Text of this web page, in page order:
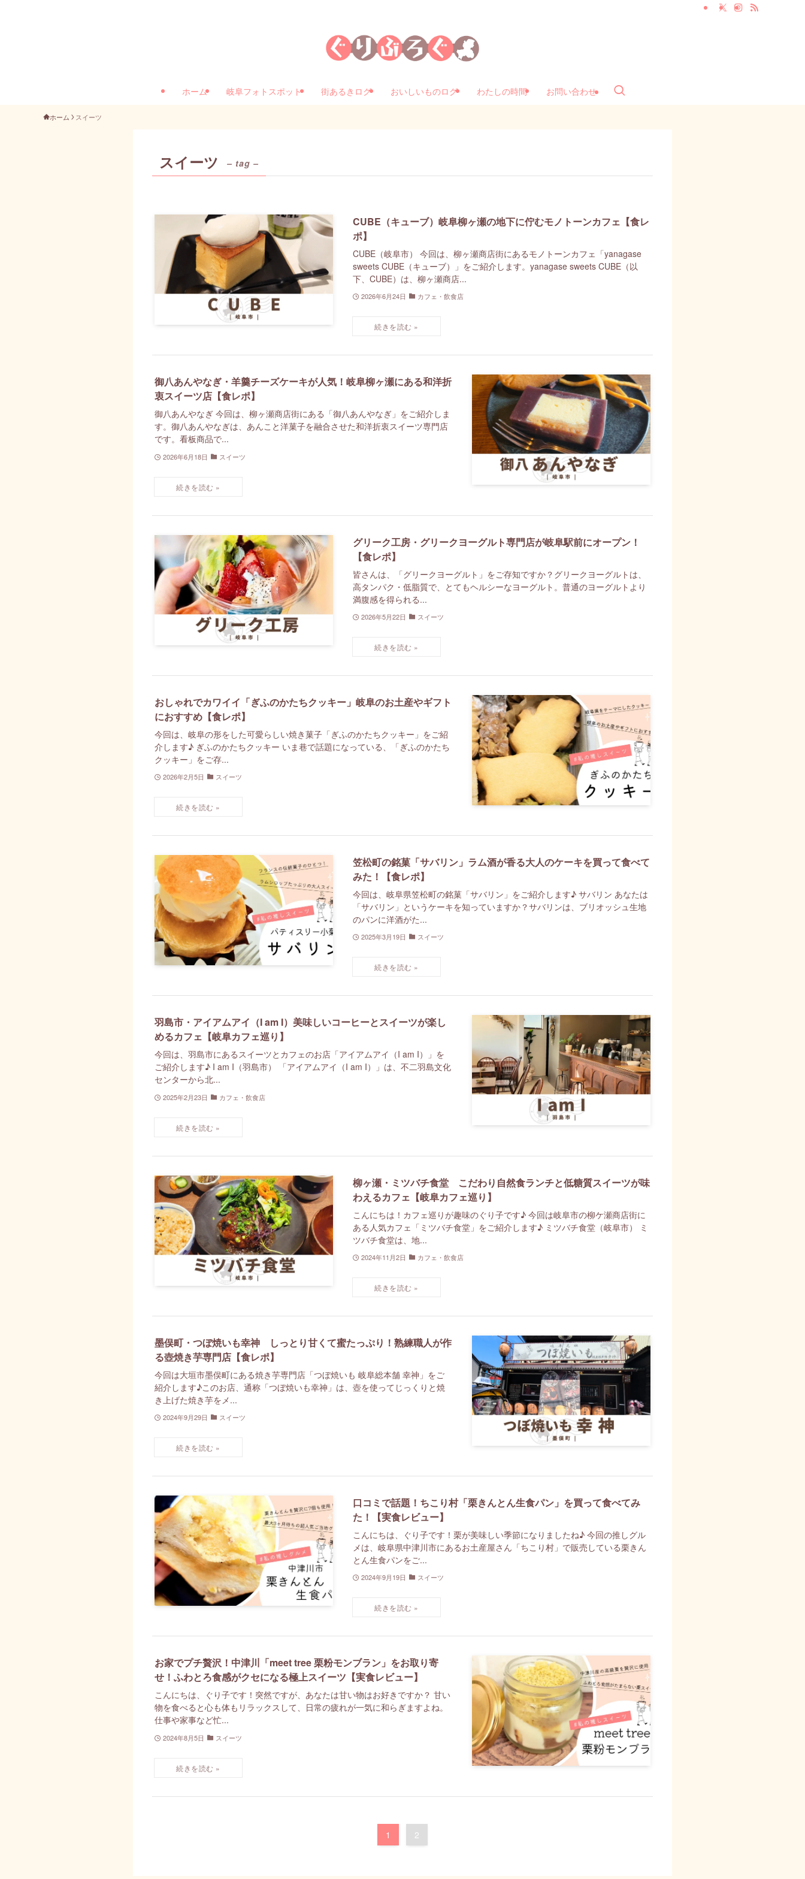
ホーム 岐阜フォトスポット 街あるきログ おいしいものログ わたしの時間 お問い合わせ
ホーム スイーツ
スイーツ – tag –
CUBE（キューブ）岐阜柳ヶ瀬の地下に佇むモノトーンカフェ【食レ
ポ】
CUBE（岐阜市） 今回は、柳ヶ瀬商店街にあるモノトーンカフェ「yanagase
sweets CUBE（キューブ）」をご紹介します。yanagase sweets CUBE（以
下、CUBE）は、柳ヶ瀬商店...
2026年6月24日 カフェ・飲食店
御八あんやなぎ・羊羹チーズケーキが人気！岐阜柳ヶ瀬にある和洋折
衷スイーツ店【食レポ】
御八あんやなぎ 今回は、柳ヶ瀬商店街にある「御八あんやなぎ」をご紹介しま
す。御八あんやなぎは、あんこと洋菓子を融合させた和洋折衷スイーツ専門店
です。看板商品で...
2026年6月18日 スイーツ
グリーク工房・グリークヨーグルト専門店が岐阜駅前にオープン！
【食レポ】
皆さんは、「グリークヨーグルト」をご存知ですか？グリークヨーグルトは、
高タンパク・低脂質で、とてもヘルシーなヨーグルト。普通のヨーグルトより
満腹感を得られる...
2026年5月22日 スイーツ
おしゃれでカワイイ「ぎふのかたちクッキー」岐阜のお土産やギフト
におすすめ【食レポ】
今回は、岐阜の形をした可愛らしい焼き菓子「ぎふのかたちクッキー」をご紹
介します♪ ぎふのかたちクッキー いま巷で話題になっている、「ぎふのかたち
クッキー」をご存...
2026年2月5日 スイーツ
笠松町の銘菓「サバリン」ラム酒が香る大人のケーキを買って食べて
みた！【食レポ】
今回は、岐阜県笠松町の銘菓「サバリン」をご紹介します♪ サバリン あなたは
「サバリン」というケーキを知っていますか？サバリンは、ブリオッシュ生地
のパンに洋酒がた...
2025年3月19日 スイーツ
羽島市・アイアムアイ（I am I）美味しいコーヒーとスイーツが楽し
めるカフェ【岐阜カフェ巡り】
今回は、羽島市にあるスイーツとカフェのお店「アイアムアイ（I am I）」を
ご紹介します♪ I am I（羽島市） 「アイアムアイ（I am I）」は、不二羽島文化
センターから北...
2025年2月23日 カフェ・飲食店
柳ヶ瀬・ミツバチ食堂 こだわり自然食ランチと低糖質スイーツが味
わえるカフェ【岐阜カフェ巡り】
こんにちは！カフェ巡りが趣味のぐり子です♪ 今回は岐阜市の柳ケ瀬商店街に
ある人気カフェ「ミツバチ食堂」をご紹介します♪ ミツバチ食堂（岐阜市） ミ
ツバチ食堂は、地...
2024年11月2日 カフェ・飲食店
墨俣町・つぼ焼いも幸神 しっとり甘くて蜜たっぷり！熟練職人が作
る壺焼き芋専門店【食レポ】
今回は大垣市墨俣町にある焼き芋専門店「つぼ焼いも 岐阜総本舗 幸神」をご
紹介します♪このお店、通称「つぼ焼いも幸神」は、壺を使ってじっくりと焼
き上げた焼き芋をメ...
2024年9月29日 スイーツ
口コミで話題！ちこり村「栗きんとん生食パン」を買って食べてみ
た！【実食レビュー】
こんにちは、ぐり子です！栗が美味しい季節になりましたね♪ 今回の推しグル
メは、岐阜県中津川市にあるお土産屋さん「ちこり村」で販売している栗きん
とん生食パンをご...
2024年9月19日 スイーツ
お家でプチ贅沢！中津川「meet tree 栗粉モンブラン」をお取り寄
せ！ふわとろ食感がクセになる極上スイーツ【実食レビュー】
こんにちは、ぐり子です！突然ですが、あなたは甘い物はお好きですか？ 甘い
物を食べると心も体もリラックスして、日常の疲れが一気に和らぎますよね。
仕事や家事など忙...
2024年8月5日 スイーツ
1 2